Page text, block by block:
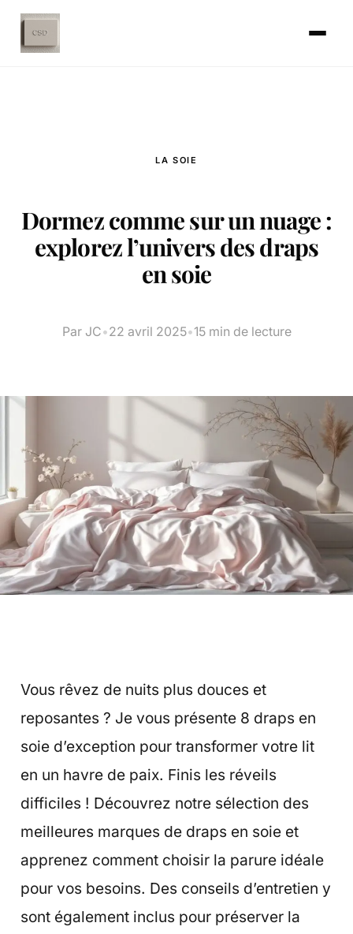
LA SOIE
Dormez comme sur un nuage :
explorez l’univers des draps
en soie
Par JC•22 avril 2025•15 min de lecture
Vous rêvez de nuits plus douces et
reposantes ? Je vous présente 8 draps en
soie d’exception pour transformer votre lit
en un havre de paix. Finis les réveils
difficiles ! Découvrez notre sélection des
meilleures marques de draps en soie et
apprenez comment choisir la parure idéale
pour vos besoins. Des conseils d’entretien y
sont également inclus pour préserver la